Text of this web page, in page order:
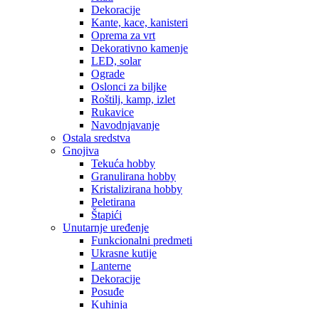
Dekoracije
Kante, kace, kanisteri
Oprema za vrt
Dekorativno kamenje
LED, solar
Ograde
Oslonci za biljke
Roštilj, kamp, izlet
Rukavice
Navodnjavanje
Ostala sredstva
Gnojiva
Tekuća hobby
Granulirana hobby
Kristalizirana hobby
Peletirana
Štapići
Unutarnje uređenje
Funkcionalni predmeti
Ukrasne kutije
Lanterne
Dekoracije
Posuđe
Kuhinja